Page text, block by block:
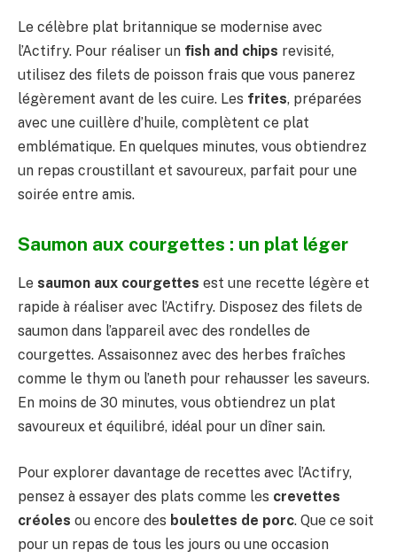
Le célèbre plat britannique se modernise avec
l’Actifry. Pour réaliser un fish and chips revisité,
utilisez des filets de poisson frais que vous panerez
légèrement avant de les cuire. Les frites, préparées
avec une cuillère d’huile, complètent ce plat
emblématique. En quelques minutes, vous obtiendrez
un repas croustillant et savoureux, parfait pour une
soirée entre amis.
Saumon aux courgettes : un plat léger
Le saumon aux courgettes est une recette légère et
rapide à réaliser avec l’Actifry. Disposez des filets de
saumon dans l’appareil avec des rondelles de
courgettes. Assaisonnez avec des herbes fraîches
comme le thym ou l’aneth pour rehausser les saveurs.
En moins de 30 minutes, vous obtiendrez un plat
savoureux et équilibré, idéal pour un dîner sain.
Pour explorer davantage de recettes avec l’Actifry,
pensez à essayer des plats comme les crevettes
créoles ou encore des boulettes de porc. Que ce soit
pour un repas de tous les jours ou une occasion